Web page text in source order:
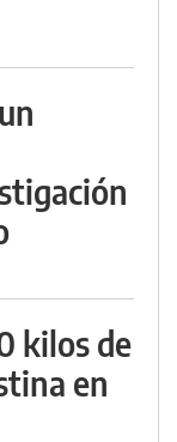
kilos de
en